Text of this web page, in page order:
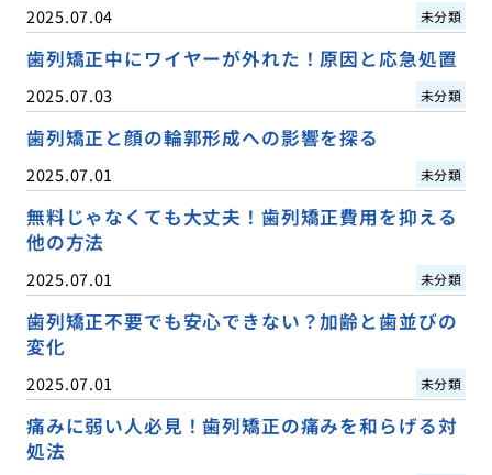
2025.07.04 未分類
歯列矯正中にワイヤーが外れた！原因と応急処置
2025.07.03 未分類
歯列矯正と顔の輪郭形成への影響を探る
2025.07.01 未分類
無料じゃなくても大丈夫！歯列矯正費用を抑える
他の方法
2025.07.01 未分類
歯列矯正不要でも安心できない？加齢と歯並びの
変化
2025.07.01 未分類
痛みに弱い人必見！歯列矯正の痛みを和らげる対
処法